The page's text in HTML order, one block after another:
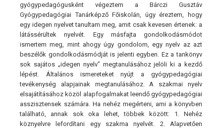
gyógypedagógusként végeztem a Bárczi Gusztáv
Gyógypedagógiai Tanárképző Főiskolán, úgy éreztem, hogy
egy idegen nyelvet tanultam meg, amit csak kevesen értenek: a
látássérültek nyelvét. Egy másfajta gondolkodásmódot
ismertem meg, mint ahogy úgy gondolom, egy nyelv az azt
beszélők gondolkodásmódját is jelenti egyben. Ez a tankönyv
sok sajátos „idegen nyelv” megtanulásához jelöli ki a kezdő
lépést. Általános ismereteket nyújt a gyógypedagógiai
tevékenység alapjainak megtanulásához. A szakmai nyelv
elsajátításához közöl alapfogalmakat leendő gyógypedagógiai
asszisztensek számára. Ha nehéz megérteni, ami a könyvben
található, annak sok oka lehet, többek között: 1. Nehéz
köznyelvre lefordítani egy szakma nyelvét. 2. Alapvetően